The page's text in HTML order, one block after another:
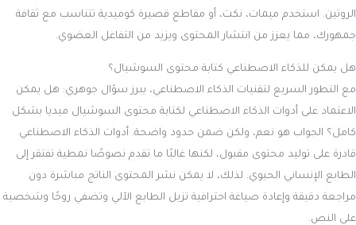
الروتين. استخدم ميمات، نكت، أو مقاطع قصيرة كوميدية تتناسب مع ثقافة
جمهورك، مما يعزز من انتشار المحتوى ويزيد من التفاعل العضوي.
هل يمكن للذكاء الاصطناعي كتابة محتوى السوشيال؟
مع التطور السريع لتقنيات الذكاء الاصطناعي، يبرز سؤال جوهري: هل يمكن
الاعتماد على أدوات الذكاء الاصطناعي لكتابة محتوى السوشيال ميديا بشكل
كامل؟ الجواب هو نعم، ولكن ضمن حدود واضحة. أدوات الذكاء الاصطناعي
قادرة على توليد محتوى مقبول، لكنها غالبًا ما تقدم نصوصًا نمطية تفتقر إلى
الطابع الإنساني الحيوي. لذلك، لا يمكن نشر المحتوى الناتج مباشرة دون
مراجعة دقيقة وإعادة صياغة احترافية تزيل الطابع الآلي وتضفي روحًا وشخصية
على النص.